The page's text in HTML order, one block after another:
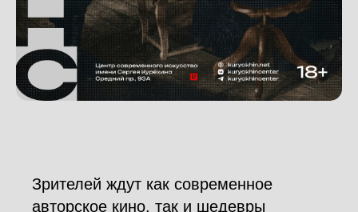
Зрителей ждут как современное
авторское кино, так и шедевры